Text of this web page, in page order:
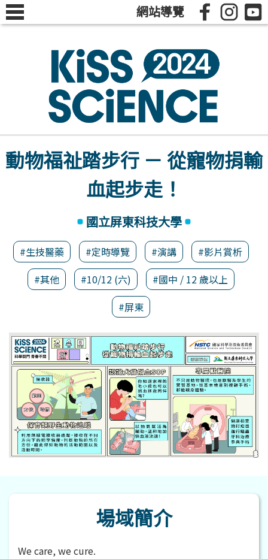
網站導覽
動物福祉踏步行 － 從寵物捐輸
血起步走！
國立屏東科技大學
#生技醫藥 #定時導覽 #演講
#影片賞析
#其他
#10/12 (六)
#國中 / 12 歲以上
#屏東
場域簡介
We care, we cure.